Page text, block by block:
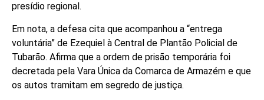
presídio regional.
Em nota, a defesa cita que acompanhou a “entrega
voluntária” de Ezequiel à Central de Plantão Policial de
Tubarão. Afirma que a ordem de prisão temporária foi
decretada pela Vara Única da Comarca de Armazém e que
os autos tramitam em segredo de justiça.